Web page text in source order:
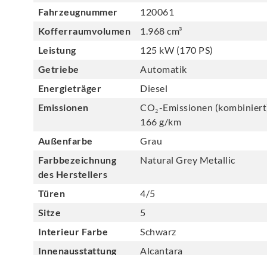
Fahrzeugnummer
120061
Kofferraumvolumen
1.968 cm³
Leistung
125 kW (170 PS)
Getriebe
Automatik
Energieträger
Diesel
Emissionen
CO₂-Emissionen
166 g/km
Außenfarbe
Grau
Farbbezeichnung
des Herstellers
Natural Grey Metallic
Türen
4/5
Sitze
5
Interieur Farbe
Schwarz
Innenausstattung
Alcantara